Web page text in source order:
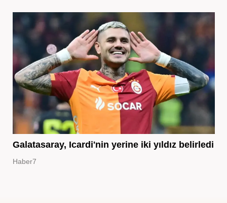
Galatasaray, Icardi'nin yerine iki yıldız belirledi
Haber7